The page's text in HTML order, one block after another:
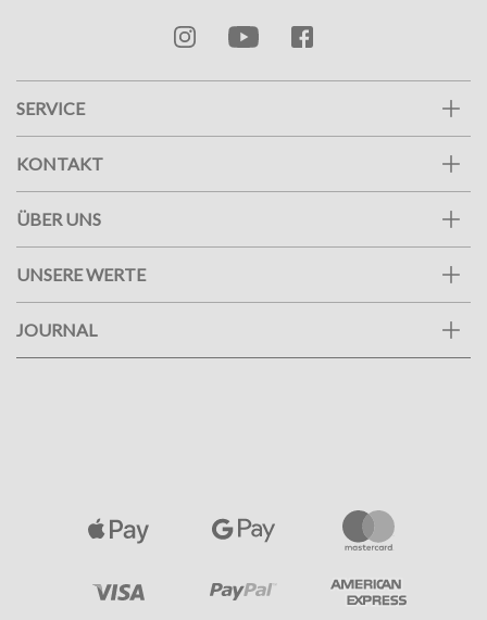
SERVICE
KONTAKT
ÜBER UNS
UNSERE WERTE
JOURNAL